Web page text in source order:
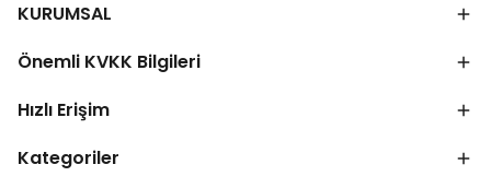
KURUMSAL
Önemli KVKK Bilgileri
Hızlı Erişim
Kategoriler